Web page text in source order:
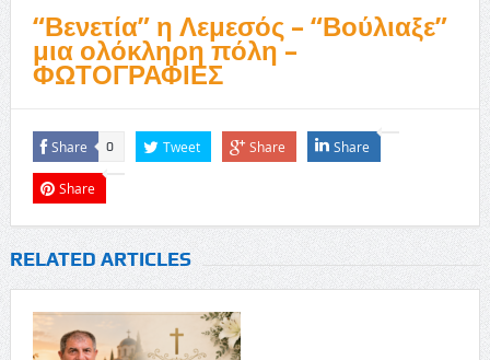
“Βενετία” η Λεμεσός – “Βούλιαξε”
μια ολόκληρη πόλη –
ΦΩΤΟΓΡΑΦΙΕΣ
Share 0 Tweet Share Share
Share
RELATED ARTICLES